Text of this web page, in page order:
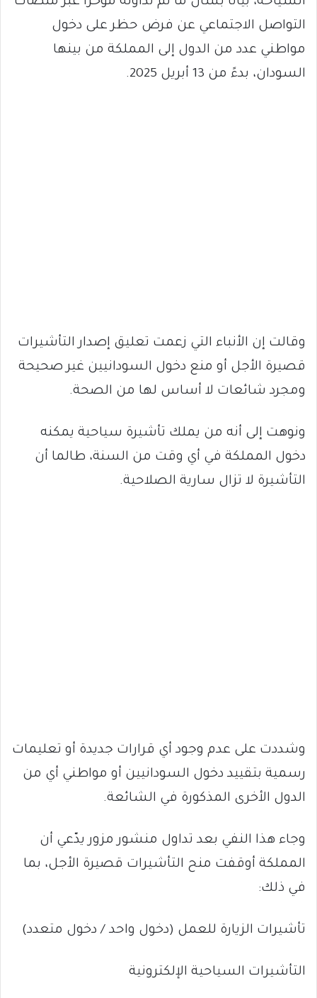
التواصل الاجتماعي عن فرض حظر على دخول
مواطني عدد من الدول إلى المملكة من بينها
السودان، بدءً من 13 أبريل 2025.
وقالت إن الأنباء التي زعمت تعليق إصدار التأشيرات
قصيرة الأجل أو منع دخول السودانيين غير صحيحة
ومجرد شائعات لا أساس لها من الصحة.
ونوهت إلى أنه من يملك تأشيرة سياحية يمكنه
دخول المملكة في أي وقت من السنة، طالما أن
التأشيرة لا تزال سارية الصلاحية.
وشددت على عدم وجود أي قرارات جديدة أو تعليمات
رسمية بتقييد دخول السودانيين أو مواطني أي من
الدول الأخرى المذكورة في الشائعة.
وجاء هذا النفي بعد تداول منشور مزور يدّعي أن
المملكة أوقفت منح التأشيرات قصيرة الأجل، بما
في ذلك:
تأشيرات الزيارة للعمل (دخول واحد / دخول متعدد)
التأشيرات السياحية الإلكترونية